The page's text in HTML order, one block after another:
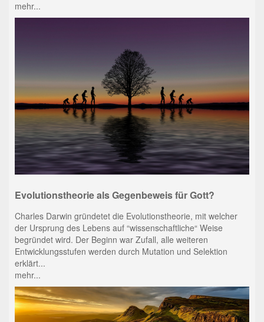
mehr...
Evolutionstheorie als Gegenbeweis für Gott?
Charles Darwin gründetet die Evolutionstheorie, mit welcher
der Ursprung des Lebens auf “wissenschaftliche“ Weise
begründet wird. Der Beginn war Zufall, alle weiteren
Entwicklungsstufen werden durch Mutation und Selektion
erklärt...
mehr...